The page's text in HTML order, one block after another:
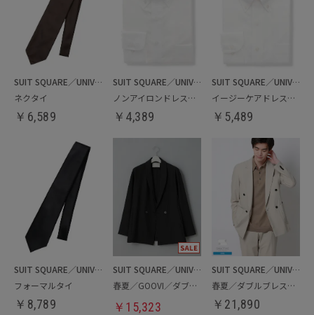
SUIT SQUARE／UNIVERSAL LANGUAGE
ネクタイ
￥ 6,589
SUIT SQUARE／UNIVERSAL LANGUAGE
ノンアイロンドレスシャツ
￥ 4,389
SUIT SQUARE／UNIVERSAL LANGUAGE
イージーケアドレスシャツ
￥ 5,489
SUIT SQUARE／UNIVERSAL LANGUAGE
フォーマルタイ
￥ 8,789
SUIT SQUARE／UNIVERSAL LANGUAGE
春夏／GOOVI／ダブルショールカラージャケット
￥ 15,323
SUIT SQUARE／UNIVERSAL LANGUAGE
春夏／ダブルブレストジャケット
￥ 21,890